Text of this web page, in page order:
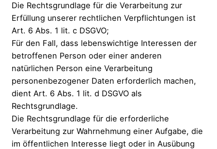
Die Rechtsgrundlage für die Verarbeitung zur
Erfüllung unserer rechtlichen Verpflichtungen ist
Art. 6 Abs. 1 lit. c DSGVO;
Für den Fall, dass lebenswichtige Interessen der
betroffenen Person oder einer anderen
natürlichen Person eine Verarbeitung
personenbezogener Daten erforderlich machen,
dient Art. 6 Abs. 1 lit. d DSGVO als
Rechtsgrundlage.
Die Rechtsgrundlage für die erforderliche
Verarbeitung zur Wahrnehmung einer Aufgabe, die
im öffentlichen Interesse liegt oder in Ausübung